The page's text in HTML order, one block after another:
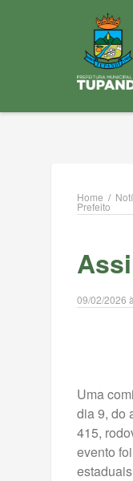
Home /
Prefeito
09/02/2026
Uma
dia 9, do
415,
evento